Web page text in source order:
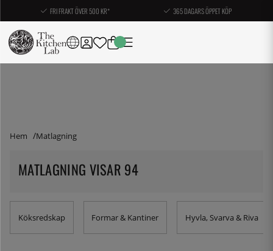
FRI FRAKT ÖVER 500 KR* 365 DAGARS ÖPPET KÖP
Hem Matlagning
MATLAGNING VISAR 94
Köksredskap Formar & Kantiner Hyvla, Svarva & Riva